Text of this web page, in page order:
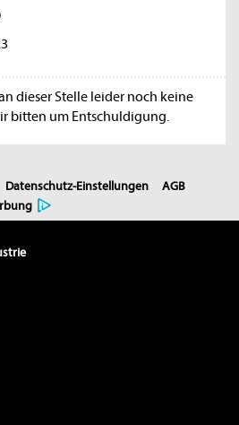
dieser Stelle leider noch keine
bitten um Entschuldigung.
Datenschutz-Einstellungen
AGB